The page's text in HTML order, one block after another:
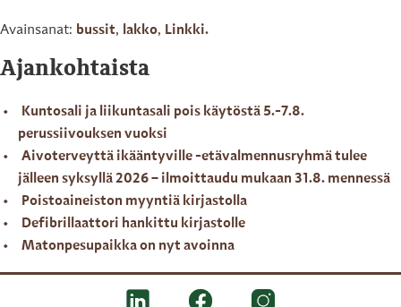
Avainsanat: bussit, lakko, Linkki.
Ajankohtaista
Kuntosali ja liikuntasali pois käytöstä 5.-7.8.
perussiivouksen vuoksi
Aivoterveyttä ikääntyville -etävalmennusryhmä tulee
jälleen syksyllä 2026 – ilmoittaudu mukaan 31.8. mennessä
Poistoaineiston myyntiä kirjastolla
Defibrillaattori hankittu kirjastolle
Matonpesupaikka on nyt avoinna